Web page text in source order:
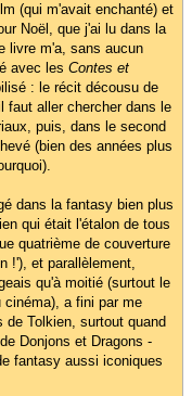
(qui m'avait enchanté) et
Noël, que j'ai lu dans la
livre m'a, sans aucun
avec les Contes et
: le récit décousu de
faut aller chercher dans le
puis, dans le second
(bien des années plus
dans la fantasy bien plus
qui était l'étalon de tous
quatrième de couverture
!'), et parallèlement,
qu'à moitié (surtout le
cinéma), a fini par me
Tolkien, surtout quand
Donjons et Dragons -
fantasy aussi iconiques